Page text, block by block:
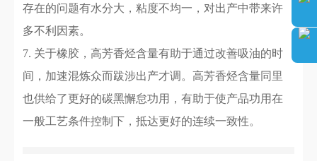
存在的问题有水分大，粘度不均一，对出产中带来许
多不利因素。
7. 关于橡胶，高芳香烃含量有助于通过改善吸油的时
间，加速混炼众而跋涉出产才调。高芳香烃含量同里
也供给了更好的碳黑懈怠功用，有助于使产品功用在
一般工艺条件控制下，抵达更好的连续一致性。